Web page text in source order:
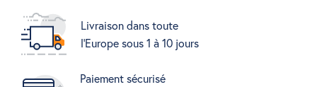
Livraison dans toute
l'Europe sous 1 à 10 jours
Paiement sécurisé